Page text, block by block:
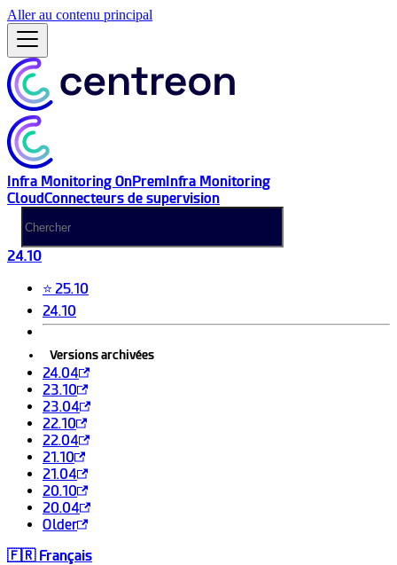
Aller au contenu principal
Infra Monitoring OnPremInfra Monitoring
CloudConnecteurs de supervision
24.10
⭐ 25.10
24.10
Versions archivées
24.04
23.10
23.04
22.10
22.04
21.10
21.04
20.10
20.04
Older
🇫🇷 Français